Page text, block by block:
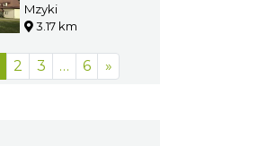
Vianneya w
Mzykach
Mzyki
3.17 km
2 3 … 6 »